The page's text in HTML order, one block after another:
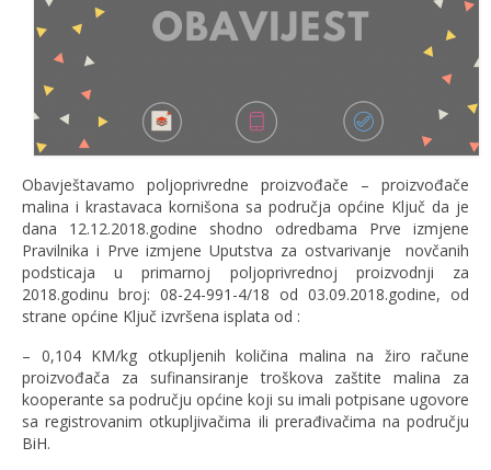
Obavještavamo poljoprivredne proizvođače – proizvođače
malina i krastavaca kornišona sa područja općine Ključ da je
dana 12.12.2018.godine shodno odredbama Prve izmjene
Pravilnika i Prve izmjene Uputstva za ostvarivanje novčanih
podsticaja u primarnoj poljoprivrednoj proizvodnji za
2018.godinu broj: 08-24-991-4/18 od 03.09.2018.godine, od
strane općine Ključ izvršena isplata od :
– 0,104 KM/kg otkupljenih količina malina na žiro račune
proizvođača za sufinansiranje troškova zaštite malina za
kooperante sa području općine koji su imali potpisane ugovore
sa registrovanim otkupljivačima ili prerađivačima na području
BiH.